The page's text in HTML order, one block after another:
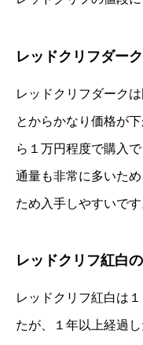
レッドクリフダー
レッドクリフダーク
とからかなり価格が
ら１万円程度で購入
通量も非常に多いた
ため入手しやすいです
レッドクリフ紅白
レッドクリフ紅白は
たが、１年以上経過